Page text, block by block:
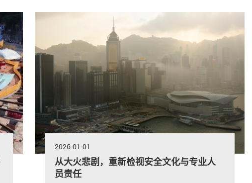
2026-01-01
从大火悲剧，重新检视安全文化与专业人
员责任